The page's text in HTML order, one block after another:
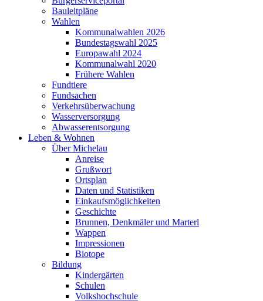
Bauleitpläne
Wahlen
Kommunalwahlen 2026
Bundestagswahl 2025
Europawahl 2024
Kommunalwahl 2020
Frühere Wahlen
Fundtiere
Fundsachen
Verkehrsüberwachung
Wasserversorgung
Abwasserentsorgung
Leben & Wohnen
Über Michelau
Anreise
Grußwort
Ortsplan
Daten und Statistiken
Einkaufsmöglichkeiten
Geschichte
Brunnen, Denkmäler und Marterl
Wappen
Impressionen
Biotope
Bildung
Kindergärten
Schulen
Volkshochschule